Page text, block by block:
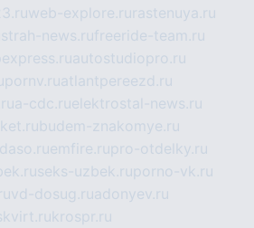
web-explore.ru rastenuya.ru
strah-news.rufreeride-team.ru
autostudiopro.ru
pornv.ruatlantpereezd.ru
a-cdc.ruelektrostal-news.ru
budem-znakomye.ru
emfire.rupro-otdelky.ru
seks-uzbek.ruporno-vk.ru
vd-dosug.ruadonyev.ru
krospr.ru